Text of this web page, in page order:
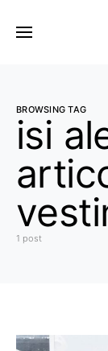
BROWSING TAG
isi
1 post